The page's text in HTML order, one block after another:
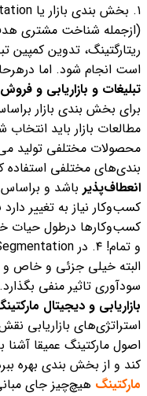
(ازجمله شناخت مشتری
ریتارگتینگ، تدوین
است انجام شود. اما
تبلیغات و بازاریابی و
برای بخش‌ بندی بازار
مطالعات بازار باید انتخاب
محصولات مختلفی تولید
بندی‌های مختلفی استفاده
انعطاف‌پذیر باشد و براساس
کسب‌وکار نیاز به تغییر دارد
کسب‌وکارها درطول حیات
و تمام! ۴. در Market Segmentation،
البته خیلی جزئی و
سود‌آوری تاثیر منفی بگذارد.
بازاریابی و دیجیتال
استراتژی‌های بازاریابی
اصول مارکتینگ عمیقا آشنا
کند و از بخش بندی بهره
مارکتینگ هیچ‌چیز جای